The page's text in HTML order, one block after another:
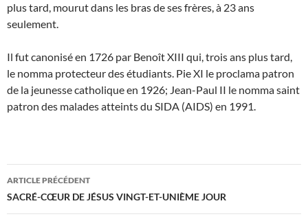
plus tard, mourut dans les bras de ses frères, à 23 ans
seulement.
Il fut canonisé en 1726 par Benoît XIII qui, trois ans plus tard,
le nomma protecteur des étudiants. Pie XI le proclama patron
de la jeunesse catholique en 1926; Jean-Paul II le nomma saint
patron des malades atteints du SIDA (AIDS) en 1991.
Navigation
des
ARTICLE PRÉCÉDENT
SACRÉ-CŒUR DE JÉSUS VINGT-ET-UNIÈME JOUR